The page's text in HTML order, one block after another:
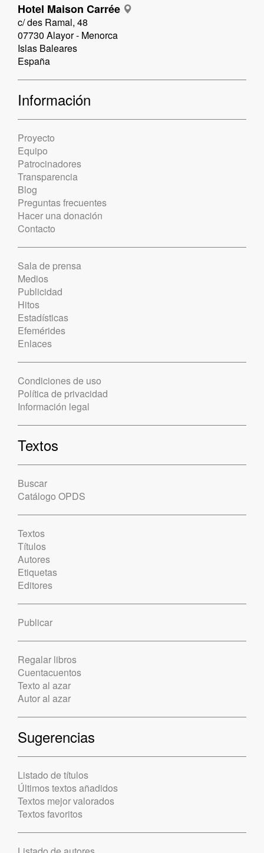
Hotel Maison Carrée
c/ des Ramal, 48
07730 Alayor - Menorca
Islas Baleares
España
Información
Proyecto
Equipo
Patrocinadores
Transparencia
Blog
Preguntas frecuentes
Hacer una donación
Contacto
Sala de prensa
Medios
Publicidad
Hitos
Estadísticas
Efemérides
Enlaces
Condiciones de uso
Política de privacidad
Información legal
Textos
Buscar
Catálogo OPDS
Textos
Títulos
Autores
Etiquetas
Editores
Publicar
Regalar libros
Cuentacuentos
Texto al azar
Autor al azar
Sugerencias
Listado de títulos
Últimos textos añadidos
Textos mejor valorados
Textos favoritos